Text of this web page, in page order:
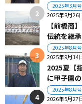
2025年3月号
2025年8月26
【前橋商
伝統を継
2025年8月号
2025年9月14
2025夏【
に甲子園
2025年8月号
2026年5月27